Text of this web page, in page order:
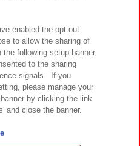
よくあるご質問・お問い合わせ
Amusement Inc.
Lab Inc.
enabled the opt-out
to allow the sharing of
following setup banner,
to the sharing
signals . If you
please manage your
by clicking the link
and close the banner.